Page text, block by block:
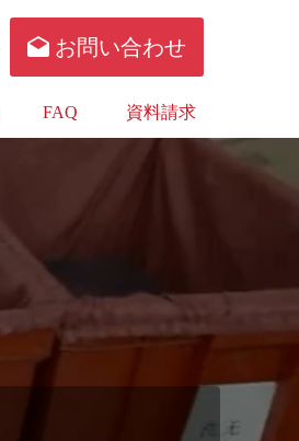
お問い合わせ
FAQ 資料請求